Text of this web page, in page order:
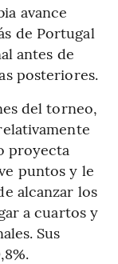
avance
de Portugal
antes de
posteriores.
del torneo,
proyecta
puntos y le
alcanzar los
a cuartos y
Sus